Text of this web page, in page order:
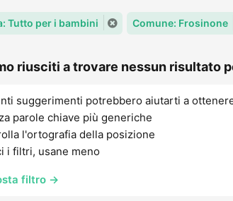
Tutto per i bambini Comune: Frosinone
riusciti a trovare nessun risultato
suggerimenti potrebbero aiutarti a
parole chiave più generiche
l'ortografia della posizione
i filtri, usane meno
filtro →